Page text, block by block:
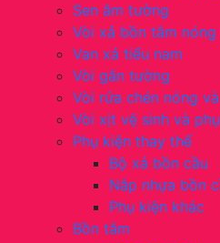
Sen âm tường
Vòi xả bồn tắm nóng
Van xả tiểu nam
Vòi gắn tường
Vòi rửa chén nóng
Vòi xịt vệ sinh và
Phụ kiện thay thế
Bộ xả bồn cầu
Nắp nhựa bồn
Phụ kiện khác
Bồn tắm